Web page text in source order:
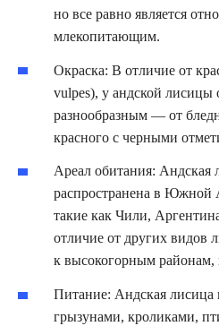
но все равно является
млекопитающим.
Окраска: В отличие от
vulpes), у андской лисицы
разнообразным — от
красного с черными
Ареал обитания: Андская
распространена в Южной
такие как Чили,
отличие от других видов
к высокогорным
Питание: Андская лисица
грызунами, кроликами,